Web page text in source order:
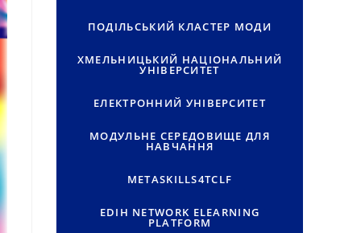
ПОДІЛЬСЬКИЙ КЛАСТЕР МОДИ
ХМЕЛЬНИЦЬКИЙ НАЦІОНАЛЬНИЙ
УНІВЕРСИТЕТ
ЕЛЕКТРОННИЙ УНІВЕРСИТЕТ
МОДУЛЬНЕ СЕРЕДОВИЩЕ ДЛЯ
НАВЧАННЯ
METASKILLS4TCLF
EDIH NETWORK ELEARNING
PLATFORM